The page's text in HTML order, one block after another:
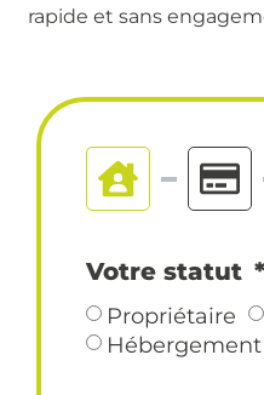
rapide et sans
Votre statut
Propriétaire